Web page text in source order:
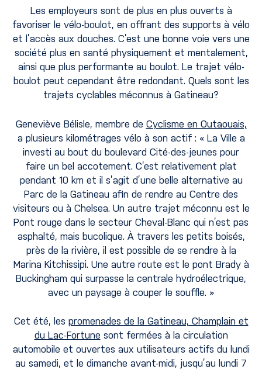
Les employeurs sont de plus en plus ouverts à
favoriser le vélo-boulot, en offrant des supports à vélo
et l’accès aux douches. C’est une bonne voie vers une
société plus en santé physiquement et mentalement,
ainsi que plus performante au boulot. Le trajet vélo-
boulot peut cependant être redondant. Quels sont les
trajets cyclables méconnus à Gatineau?
Geneviève Bélisle, membre de Cyclisme en Outaouais,
a plusieurs kilométrages vélo à son actif : « La Ville a
investi au bout du boulevard Cité-des-jeunes pour
faire un bel accotement. C’est relativement plat
pendant 10 km et il s’agit d’une belle alternative au
Parc de la Gatineau afin de rendre au Centre des
visiteurs ou à Chelsea. Un autre trajet méconnu est le
Pont rouge dans le secteur Cheval-Blanc qui n’est pas
asphalté, mais bucolique. À travers les petits boisés,
près de la rivière, il est possible de se rendre à la
Marina Kitchissipi. Une autre route est le pont Brady à
Buckingham qui surpasse la centrale hydroélectrique,
avec un paysage à couper le souffle. »
Cet été, les promenades de la Gatineau, Champlain et
du Lac-Fortune sont fermées à la circulation
automobile et ouvertes aux utilisateurs actifs du lundi
au samedi, et le dimanche avant-midi, jusqu’au lundi 7